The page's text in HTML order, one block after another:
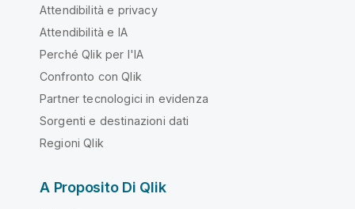
Attendibilità e privacy
Attendibilità e IA
Perché Qlik per l'IA
Confronto con Qlik
Partner tecnologici in evidenza
Sorgenti e destinazioni dati
Regioni Qlik
A Proposito Di Qlik